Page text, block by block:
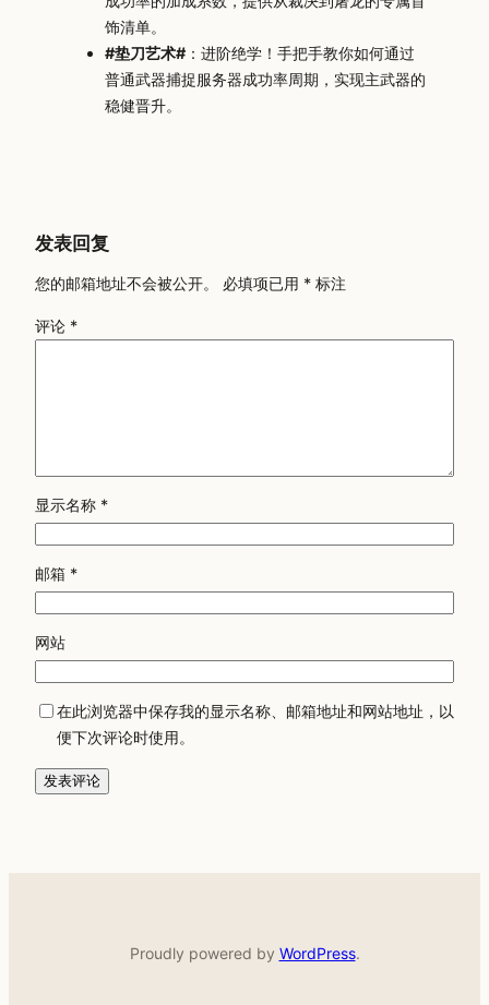
饰清单。
#垫刀艺术#：进阶绝学！手把手教你如何通过
普通武器捕捉服务器成功率周期，实现主武器的
稳健晋升。
发表回复
您的邮箱地址不会被公开。 必填项已用 * 标注
评论 *
显示名称 *
邮箱 *
网站
在此浏览器中保存我的显示名称、邮箱地址和网站地址，以
便下次评论时使用。
Proudly powered by WordPress.